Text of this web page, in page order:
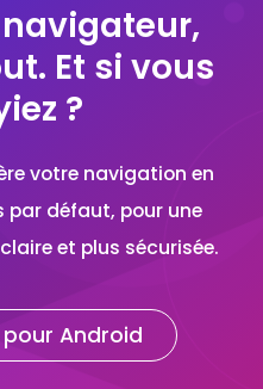
Et si vous
?
votre navigation en
défaut, pour une
et plus sécurisée.
Android